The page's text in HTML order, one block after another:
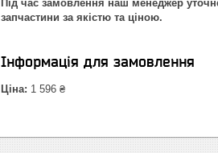
Під час замовлення наш менеджер
запчастини за якістю та ціною.
Інформація для замовлення
Ціна: 1 596 ₴